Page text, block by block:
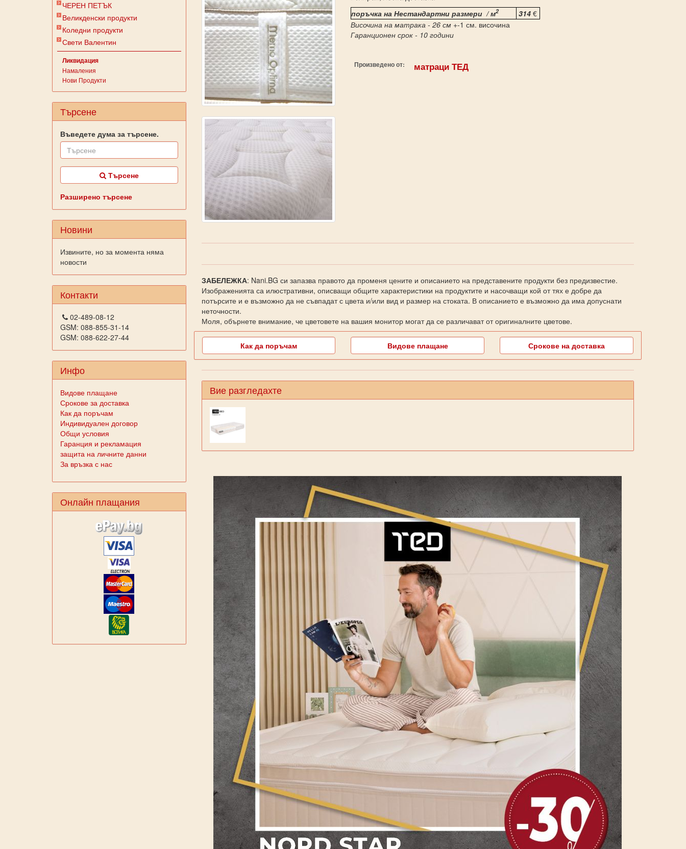
ЧЕРЕН ПЕТЪК
Великденски продукти
Коледни продукти
Свети Валентин
Ликвидация
Намаления
Нови Продукти
Търсене
Въведете дума за търсене.
Търсене
Разширено търсене
Новини
Извините, но за момента няма
новости
Контакти
02-489-08-12
GSM: 088-855-31-14
GSM: 088-622-27-44
Инфо
Видове плащане
Срокове за доставка
Как да поръчам
Индивидуален договор
Общи условия
Гаранция и рекламация
защита на личните данни
За връзка с нас
Онлайн плащания
поръчка на Нестандартни размери / м2 314 €
Височина на матрака - 26 см +-1 см. височина
Гаранционен срок - 10 години
Произведено от: матраци ТЕД
ЗАБЕЛЕЖКА: Nani.BG си запазва правото да променя цените и описанието на представените продукти без предизвестие.
Изображенията са илюстративни, описващи общите характеристики на продуктите и насочващи кой от тях е добре да
потърсите и е възможно да не съвпадат с цвета и/или вид и размер на стоката. В описанието е възможно да има допуснати
неточности.
Моля, обърнете внимание, че цветовете на вашия монитор могат да се различават от оригиналните цветове.
Как да поръчам Видове плащане Срокове на доставка
Вие разгледахте